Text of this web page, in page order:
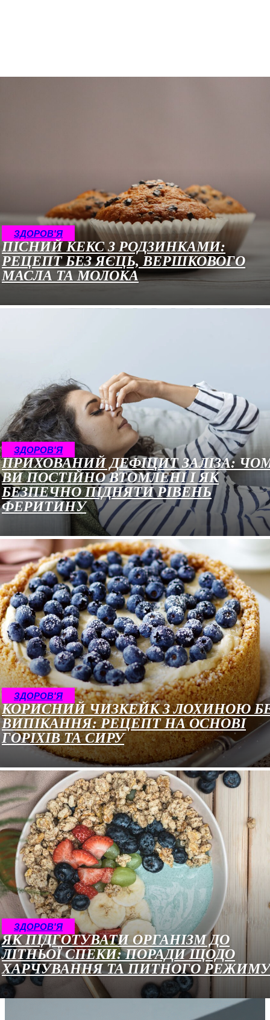
ЗДОРОВ'Я
ПІСНИЙ КЕКС З РОДЗИНКАМИ:
РЕЦЕПТ БЕЗ ЯЄЦЬ, ВЕРШКОВОГО
МАСЛА ТА МОЛОКА
ЗДОРОВ'Я
ПРИХОВАНИЙ ДЕФІЦИТ ЗАЛІЗА:
ВИ ПОСТІЙНО ВТОМЛЕНІ І ЯК
БЕЗПЕЧНО ПІДНЯТИ РІВЕНЬ
ФЕРИТИНУ
ЗДОРОВ'Я
КОРИСНИЙ ЧИЗКЕЙК З ЛОХИНОЮ
ВИПІКАННЯ: РЕЦЕПТ НА ОСНОВІ
ГОРІХІВ ТА СИРУ
ЗДОРОВ'Я
ЯК ПІДГОТУВАТИ ОРГАНІЗМ ДО
ЛІТНЬОЇ СПЕКИ: ПОРАДИ ЩОДО
ХАРЧУВАННЯ ТА ПИТНОГО РЕЖИМУ